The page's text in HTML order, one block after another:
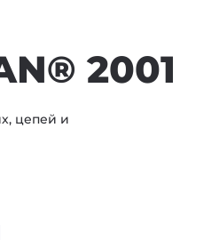
2001
цепей и